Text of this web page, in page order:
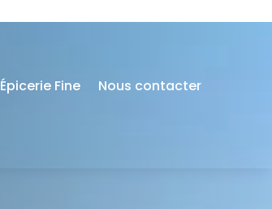
Épicerie Fine Nous contacter